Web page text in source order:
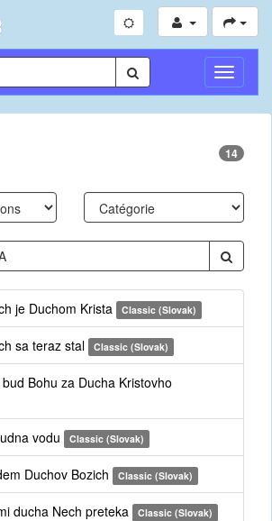
Toggle
14
je Duchom Krista Classic (Slovak)
sa teraz stal Classic (Slovak)
Bohu za Ducha Kristovho
vodu Classic (Slovak)
Duchov Bozich Classic (Slovak)
ducha Nech preteka Classic (Slovak)